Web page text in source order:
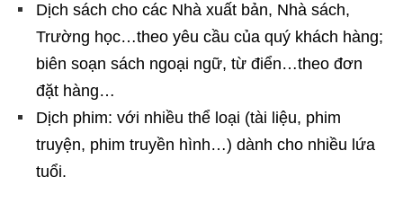
Dịch sách cho các Nhà xuất bản, Nhà sách,
Trường học…theo yêu cầu của quý khách hàng;
biên soạn sách ngoại ngữ, từ điển…theo đơn
đặt hàng…
Dịch phim: với nhiều thể loại (tài liệu, phim
truyện, phim truyền hình…) dành cho nhiều lứa
tuổi.